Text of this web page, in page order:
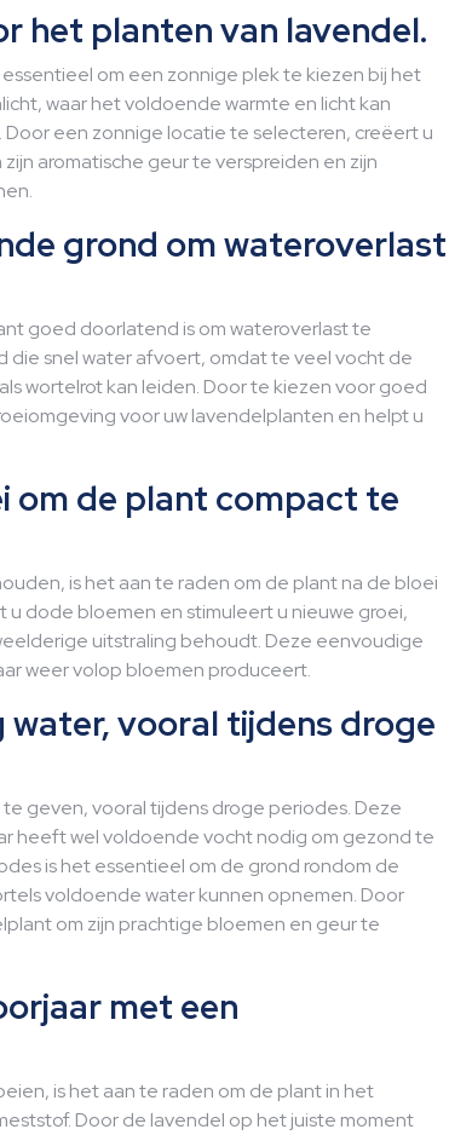
het planten van lavendel.
om een zonnige plek te kiezen bij het
waar het voldoende warmte en licht kan
een zonnige locatie te selecteren, creëert u
aromatische geur te verspreiden en zijn
grond om wateroverlast
goed doorlatend is om wateroverlast te
snel water afvoert, omdat te veel vocht de
wortelrot kan leiden. Door te kiezen voor goed
voor uw lavendelplanten en helpt u
om de plant compact te
is het aan te raden om de plant na de bloei
dode bloemen en stimuleert u nieuwe groei,
uitstraling behoudt. Deze eenvoudige
weer volop bloemen produceert.
vooral tijdens droge
geven, vooral tijdens droge periodes. Deze
heeft wel voldoende vocht nodig om gezond te
is het essentieel om de grond rondom de
voldoende water kunnen opnemen. Door
om zijn prachtige bloemen en geur te
met een
is het aan te raden om de plant in het
Door de lavendel op het juiste moment